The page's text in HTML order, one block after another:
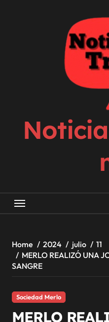
Home 2024 julio
11
MERLO REALIZÓ UNA
SANGRE
Sociedad Merlo
MERLO